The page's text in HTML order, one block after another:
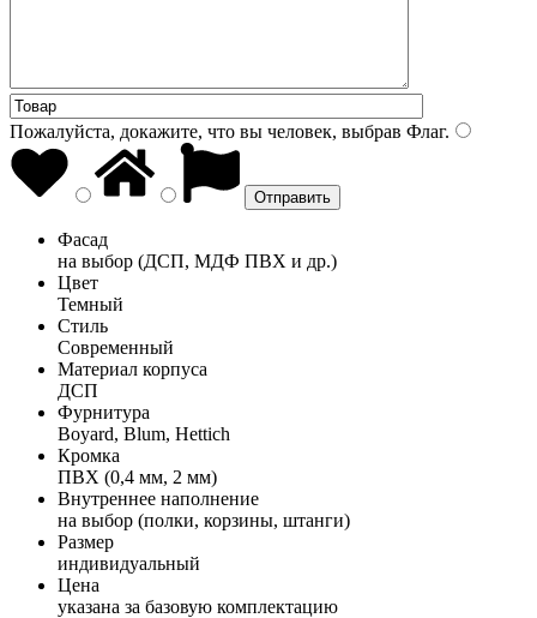
Пожалуйста, докажите, что вы человек, выбрав Флаг.
Фасад
на выбор (ДСП, МДФ ПВХ и др.)
Цвет
Темный
Стиль
Современный
Материал корпуса
ДСП
Фурнитура
Boyard, Blum, Hettich
Кромка
ПВХ (0,4 мм, 2 мм)
Внутреннее наполнение
на выбор (полки, корзины, штанги)
Размер
индивидуальный
Цена
указана за базовую комплектацию